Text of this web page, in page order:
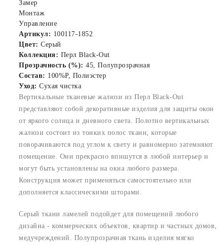
Замер
Монтаж
Управление
Артикул: 100117-1852
Цвет: Серый
Коллекция: Перл Black-Out
Прозрачность (%): 45, Полупрозрачная
Состав: 100%P, Полиэстер
Уход: Сухая чистка
Вертикальные тканевые жалюзи из Перл Black-Out
представляют собой декоративные изделия для защиты окон
от яркого солнца и дневного света. Полотно вертикальных
жалюзи состоит из тонких полос ткани, которые
поворачиваются под углом к свету и равномерно затемняют
помещение. Они прекрасно впишутся в любой интерьер и
могут быть установлены на окна любого размера.
Конструкция может применяться самостоятельно или
дополняется классическими шторами.
Серый ткани ламелей подойдет для помещений любого
дизайна - коммерческих объектов, квартир и частных домов,
медучреждений. Полупрозрачная ткань изделия мягко